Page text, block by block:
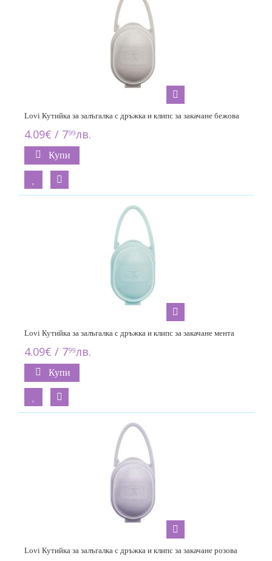
Lovi Кутийка за залъгалка с дръжка и клипс за закачане бежoва
4.09€ / 799лв.
Купи
Lovi Кутийка за залъгалка с дръжка и клипс за закачане мента
4.09€ / 799лв.
Купи
Lovi Кутийка за залъгалка с дръжка и клипс за закачане розoва